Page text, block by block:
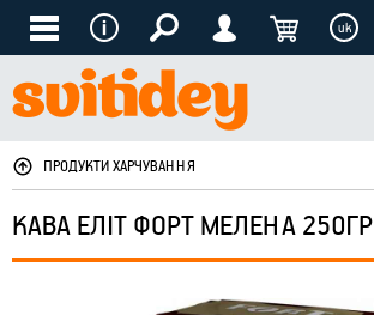
uk
ПРОДУКТИ ХАРЧУВАННЯ
КАВА ЕЛІТ ФОРТ МЕЛЕНА 250ГР